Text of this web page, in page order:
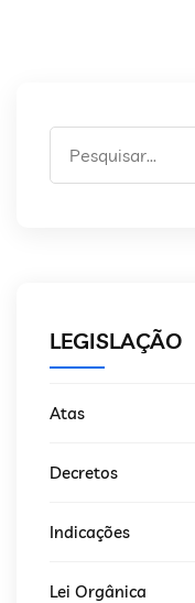
LEGISLAÇÃO
Atas
Decretos
Indicações
Lei Orgânica